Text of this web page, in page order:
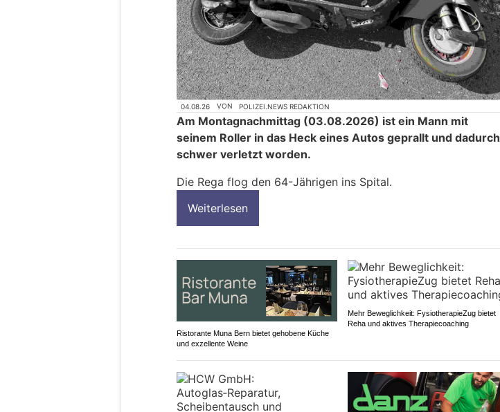
04.08.26 VON POLIZEI.NEWS REDAKTION
Am Montagnachmittag (03.08.2026) ist ein Mann mit
seinem Roller in das Heck eines Autos geprallt und dadurch
schwer verletzt worden.
Die Rega flog den 64-Jährigen ins Spital.
Weiterlesen
Ristorante Muna Bern bietet gehobene Küche
und exzellente Weine
Mehr Beweglichkeit: FysiotherapieZug bietet
Reha und aktives Therapiecoaching